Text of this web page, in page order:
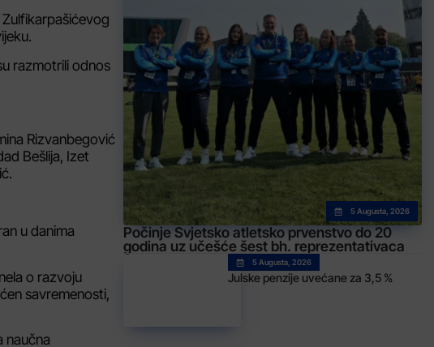
razmotrili odnos
Rizvanbegović
Bešlija, Izet
u danima
o razvoju
savremenosti,
naučna
5 Augusta, 2026
Počinje Svjetsko atletsko prvenstvo do 20
godina uz učešće šest bh. reprezentativaca
5 Augusta, 2026
Julske penzije uvećane za 3,5 %